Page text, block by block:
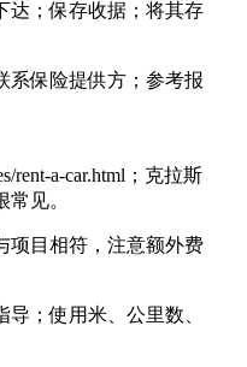
达；保存收据；将其存
系保险提供方；参考报
rent-a-car.html；克拉斯
见。
项目相符，注意额外费
；使用米、公里数、